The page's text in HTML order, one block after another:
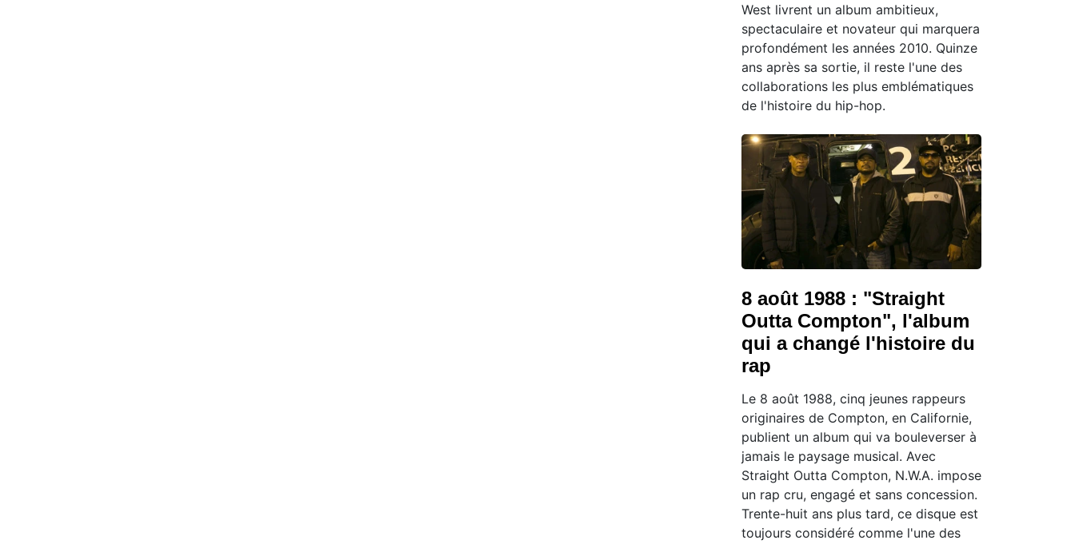
West livrent un album ambitieux,
spectaculaire et novateur qui marquera
profondément les années 2010. Quinze
ans après sa sortie, il reste l'une des
collaborations les plus emblématiques
de l'histoire du hip-hop.
8 août 1988 : "Straight
Outta Compton", l'album
qui a changé l'histoire du
rap
Le 8 août 1988, cinq jeunes rappeurs
originaires de Compton, en Californie,
publient un album qui va bouleverser à
jamais le paysage musical. Avec
Straight Outta Compton, N.W.A. impose
un rap cru, engagé et sans concession.
Trente-huit ans plus tard, ce disque est
toujours considéré comme l'une des